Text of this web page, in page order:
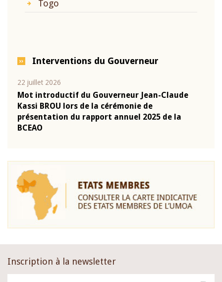
Togo
Interventions du Gouverneur
10 juin 2026
Allocution d'ouverture du Comité de Politique
Monétaire de la BCEAO du 10 juin 2026,
prononcée par son Président Monsieur Jean-
Claude Kassi BROU
Inscription à la newsletter